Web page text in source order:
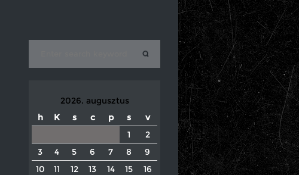
2026. augusztus
h
K s c p s
v
1
2
3
4 5 6 7 8
9
10
11 12 13 14 15
16